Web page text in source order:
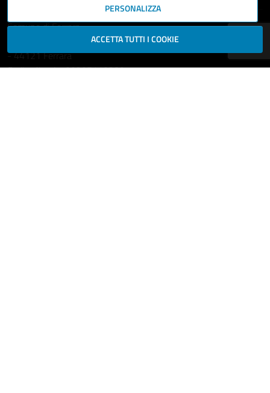
Comune di Ferrara
Piazza del Municipio, 2
- 44121 Ferrara
Codice fiscale: 00297110389
PERSONALIZZA
ACCETTA TUTTI I COOKIE